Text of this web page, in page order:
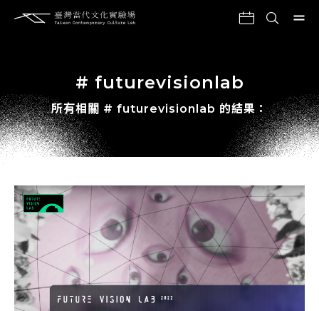
# futurevisionlab
所有相關 # futurevisionlab 的結果：